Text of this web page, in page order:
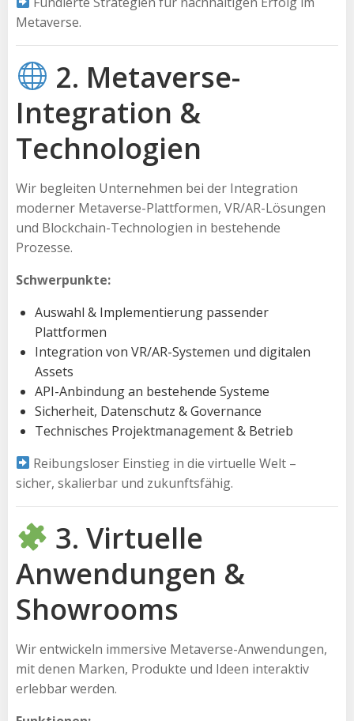
Metaverse.
2. Metaverse-
Integration &
Technologien
Wir begleiten Unternehmen bei der Integration
moderner Metaverse-Plattformen, VR/AR-Lösungen
und Blockchain-Technologien in bestehende
Prozesse.
Schwerpunkte:
Auswahl & Implementierung passender
Plattformen
Integration von VR/AR-Systemen und digitalen
Assets
API-Anbindung an bestehende Systeme
Sicherheit, Datenschutz & Governance
Technisches Projektmanagement & Betrieb
Reibungsloser Einstieg in die virtuelle Welt –
sicher, skalierbar und zukunftsfähig.
3. Virtuelle
Anwendungen &
Showrooms
Wir entwickeln immersive Metaverse-Anwendungen,
mit denen Marken, Produkte und Ideen interaktiv
erlebbar werden.